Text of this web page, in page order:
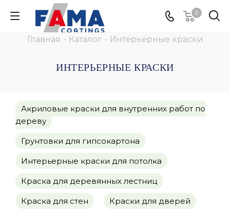
0
Главная - Каталог - Интерьерные краски
ИНТЕРЬЕРНЫЕ КРАСКИ
Акриловые краски для внутренних работ по
дереву
Грунтовки для гипсокартона
Интерьерные краски для потолка
Краска для деревянных лестниц
Краска для стен Краски для дверей